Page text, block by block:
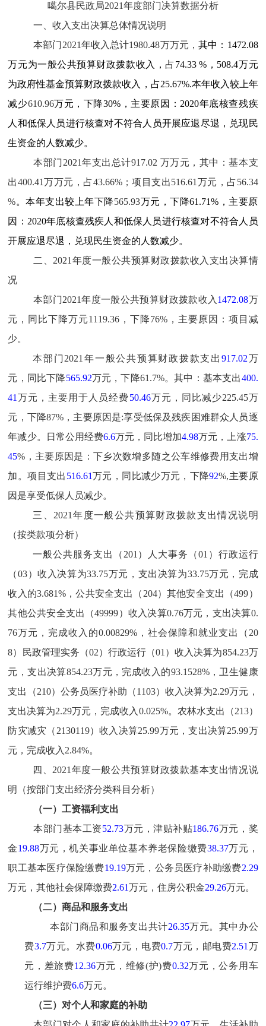
噶尔县民政局2021年度部门决算数据分析
一、收入支出决算总体情况说明
本部门2021年收入总计1980.48万万元，其中： 1472.08
万元为一般公共预算财政拨款收入，占74.33%， 508.4万元
为政府性基金预算财政拨款收入，占25.67%.本年收入较上年
减少610.96万元，下降30%，主要原因： 2020年底核查残疾
人和低保人员进行核查对不符合人员开展应退尽退 ， 兑现民
生资金的人数减少。
本部门2021年支出总计917.02 万万元，其中：基本支
出400.41万万元，占43.66%；项目支出516.61 万元，占56.34
%。本年支出较上年下降565.93万元，下降61.71%，主要原
因： 2020年底核查残疾人和低保人员进行核查对不符合人员
开展应退尽退 ， 兑现民生资金的人数减少。
二、2021年度一般公共预算财政拨款收入支出决算情
况
本部门2021年度一般公共预算财政拨款收入 1472.08万
元，同比下降万元1 119.36 ，下降76%， 主要原因：项目减
少。
本部门2021年一般公共预算财政拨款支出 917.02万
元 ，同比下降565.92万元 ，下降61.7%。其中：基本支出400.
41 万元 ，主要用于人员经费50.46万元 ，同比减少225.45万
元 ，下降87% ，主要原因是:享受低保及残疾困难群众人员逐
年减少。日常公用经费6.6万元 ，同比增加4.98万元 ，上涨75.
45% ，主要原因是：下乡次数增多随之公车维修费用支出增
加。项目支出 516.61万元 ，同比减少万元 ，下降92%,主要原
因是享受低保人员减少。
三、2021年度一般公共预算财政拨款支出情况说明
（按类款项分析）
一般公共服务支出（201）人大事务（01）行政运行
（03）收入决算为33.75万元，支出决算为33.75万元，完成
收入的3.681%，公共安全支出（204）其他安全支出（499）
其他公共安全支出（49999）收入决算0.76万元，支出决算0.
76万元，完成收入的0.00829%，社会保障和就业支出（20
8）民政管理实务（02）行政运行（01）收入决算为854.23万
元，支出决算854.23万元，完成收入的93.1528%，卫生健康
支出（210）公务员医疗补助（1103）收入决算为2.29万元，
支出决算为2.29万元，完成收入0.025%。农林水支出（213）
防灾减灾（2130119）收入决算25.99万元，支出决算25.99万
元，完成收入2.84%。
四、2021年度一般公共预算财政拨款基本支出情况说
明（按部门支出经济分类科目分析）
（一）工资福利支出
本部门基本工资52.73万元 ，津贴补贴186.76万元 ，奖
金19.88万元，机关事业单位基本养老保险缴费38.37万元 ，
职工基本医疗保险缴费19.19万元 ，公务员医疗补助缴费2.29
万元 ，其他社会保障缴费2.61万元 ，住房公积金29.26万元。
（二）商品和服务支出
本部门商品和服务支出共计26.35万元。其中办公
费3.7万元。水费0.06万元 ，电费0.7万元 ，邮电费2.51 万
元 ，差旅费12.36万元 ，维修(护)费0.32万元 ，公务用车
运行维护费6.6万元。
（三）对个人和家庭的补助